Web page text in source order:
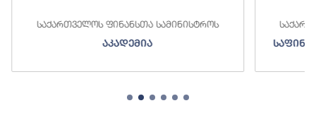
საქართველოს ფინანსთა სამინისტროს
აკადემია